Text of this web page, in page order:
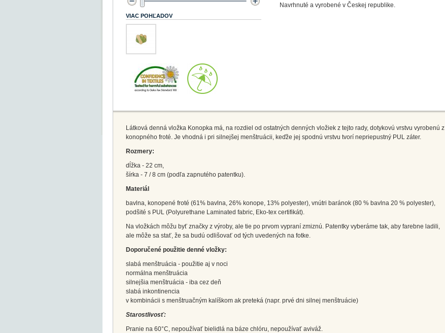
Navrhnuté a vyrobené v Českej republike.
VIAC POHĽADOV
Látková denná vložka Konopka má, na rozdiel od ostatných denných vložiek z tejto rady, dotykovú vrstvu vyrobenú z
konopného froté. Je vhodná i pri silnejšej menštruácii, keďže jej spodnú vrstvu tvorí nepriepustný PUL záter.
Rozmery:
dĺžka - 22 cm,
šírka - 7 / 8 cm (podľa zapnutého patentku).
Materiál
bavlna, konopené froté (61% bavlna, 26% konope, 13% polyester), vnútri baránok (80 % bavlna 20 % polyester),
podšité s PUL (Polyurethane Laminated fabric, Eko-tex certifikát).
Na vložkách môžu byť značky z výroby, ale tie po prvom vypraní zmiznú. Patentky vyberáme tak, aby farebne ladili,
ale môže sa stať, že sa budú odlišovať od tých uvedených na fotke.
Doporučené použitie denné vložky:
slabá menštruácia - použitie aj v noci
normálna menštruácia
silnejšia menštruácia - iba cez deň
slabá inkontinencia
v kombinácii s menštruačným kalíškom ak preteká (napr. prvé dni silnej menštruácie)
Starostlivosť:
Pranie na 60°C, nepoužívať bielidlá na báze chlóru, nepoužívať aviváž.